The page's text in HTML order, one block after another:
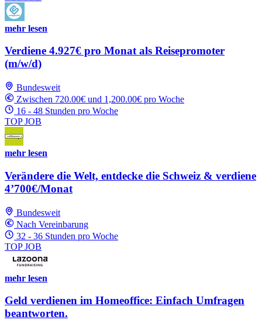
mehr lesen
Verdiene 4.927€ pro Monat als Reisepromoter
(m/w/d)
Bundesweit
Zwischen 720.00€ und 1,200.00€ pro Woche
16 - 48 Stunden pro Woche
TOP JOB
mehr lesen
Verändere die Welt, entdecke die Schweiz & verdiene
4’700€/Monat
Bundesweit
Nach Vereinbarung
32 - 36 Stunden pro Woche
TOP JOB
mehr lesen
Geld verdienen im Homeoffice: Einfach Umfragen
beantworten.